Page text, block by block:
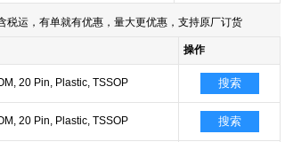
运，有单就有优惠，量大更优惠，支持原厂订货
操作
20 Pin, Plastic, TSSOP 搜索
20 Pin, Plastic, TSSOP 搜索